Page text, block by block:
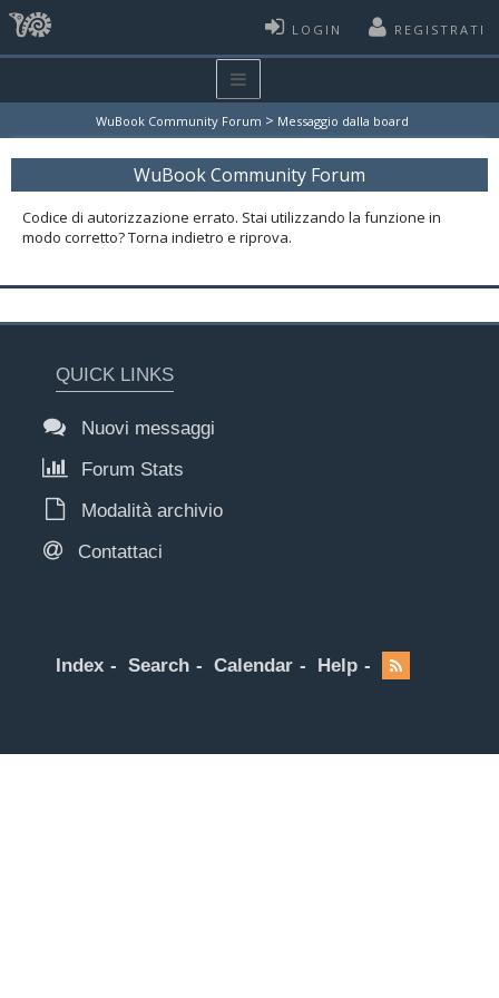
LOGIN REGISTRATI
WuBook Community Forum > Messaggio dalla board
WuBook Community Forum
Codice di autorizzazione errato. Stai utilizzando la funzione in
modo corretto? Torna indietro e riprova.
QUICK LINKS
Nuovi messaggi
Forum Stats
Modalità archivio
Contattaci
Index Search Calendar Help